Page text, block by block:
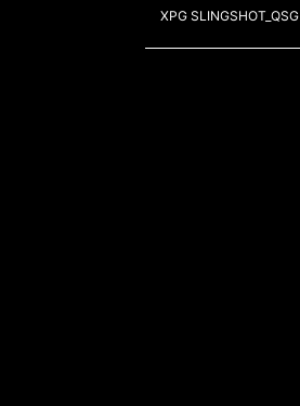
XPG SLINGSHOT_QSG